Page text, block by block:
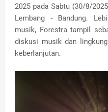
2025 pada Sabtu (30/8/
Lembang - Bandung.
musik, Forestra tampil
diskusi musik dan
keberlanjutan.